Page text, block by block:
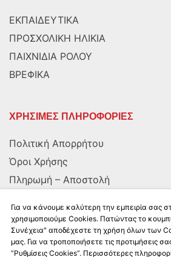
ΕΚΠΑΙΔΕΥΤΙΚΑ
ΠΡΟΣΧΟΛΙΚΗ ΗΛΙΚΙΑ
ΠΑΙΧΝΙΔΙΑ ΡΟΛΟΥ
ΒΡΕΦΙΚΑ
ΧΡΗΣΙΜΕΣ ΠΛΗΡΟΦΟΡΙΕΣ
Πολιτική Απορρήτου
Όροι Χρήσης
Πληρωμή – Αποστολή
ΑΚΟΛΟΥΘΗΣΤΕ ΜΑΣ
Για να κάνουμε καλύτερη την εμπειρία σας
χρησιμοποιούμε Cookies. Πατώντας το
Συνέχεια" αποδέχεστε τη χρήση όλων των
μας. Για να τροποποιήσετε τις προτιμήσεις
“Ρυθμίσεις Cookies”. Περισσότερες